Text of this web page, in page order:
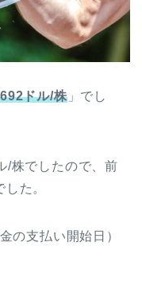
ドル/株」でし
/株でしたので、前
した。
の支払い開始日）